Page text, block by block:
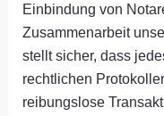
Einbindung von
Zusammenarbeit
stellt sicher, dass
rechtlichen
reibungslose